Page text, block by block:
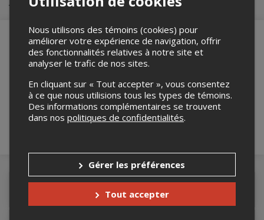
Merci de confirmer que vous n'êtes pas un
robot ci-bas.
Détails de l'événement
Nous utilisons des témoins (cookies) pour
améliorer votre expérience de navigation, offrir
des fonctionnalités relatives à notre site et
analyser le trafic de nos sites.
En cliquant sur « Tout accepter », vous consentez
à ce que nous utilisions tous les types de témoins.
Des informations complémentaires se trouvent
dans nos politiques de confidentialités.
Gérer les préférences
Tout accepter